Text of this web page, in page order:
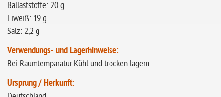
Ballaststoffe: 20 g
Eiweiß: 19 g
Salz: 2,2 g
Verwendungs- und Lagerhinweise:
Bei Raumtemparatur Kühl und trocken lagern.
Ursprung / Herkunft: